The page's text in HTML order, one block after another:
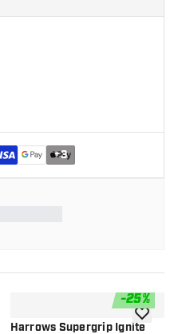
+3
aan verlanglijst
-25%
Harrows Supergrip Ignite